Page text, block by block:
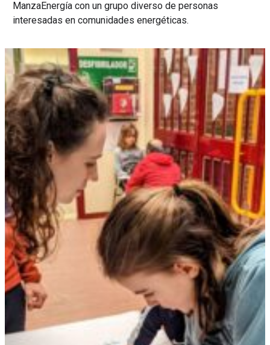
ManzaEnergía con un grupo diverso de personas
interesadas en comunidades energéticas.